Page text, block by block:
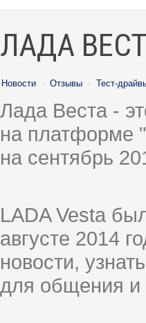
ЛАДА
Новости · Отзывы · Тест-
Лада Веста -
на платформе
на сентябрь
LADA Vesta
августе 2014
новости,
для общения и